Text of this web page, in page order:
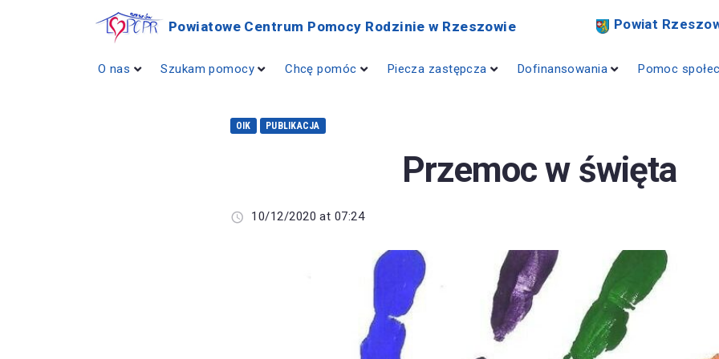
Powiatowe Centrum Pomocy Rodzinie w Rzeszowie Powiat
O nas Szukam pomocy Chcę pomóc Piecza zastępcza Dofinansowania Pomoc
OIK PUBLIKACJA
Przemoc w święta
10/12/2020 at 07:24